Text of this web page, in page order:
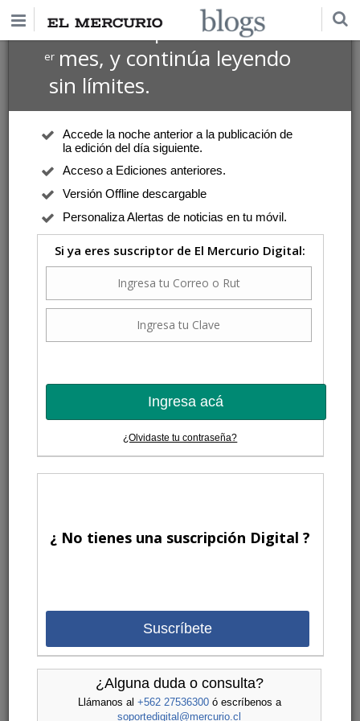
Suscríbete por $1 USD
ermes, y continúa leyendo
sin límites.
Accede la noche anterior a la publicación de
la edición del día siguiente.
Acceso a Ediciones anteriores.
Versión Offline descargable
Personaliza Alertas de noticias en tu móvil.
Si ya eres suscriptor de El Mercurio Digital:
Ingresa acá
¿Olvidaste tu contraseña?
¿ No tienes una suscripción Digital ?
Suscríbete
¿Alguna duda o consulta?
Llámanos al +562 27536300ó escríbenos a
soportedigital@mercurio.cl